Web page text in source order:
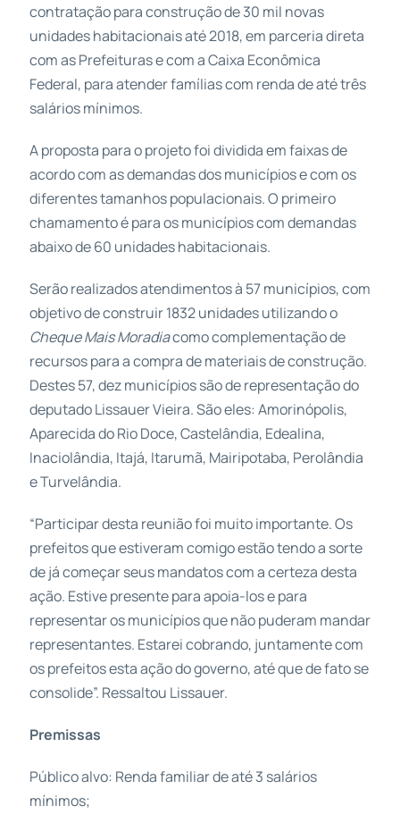
contratação para construção de 30 mil novas
unidades habitacionais até 2018, em parceria direta
com as Prefeituras e com a Caixa Econômica
Federal, para atender famílias com renda de até três
salários mínimos.
A proposta para o projeto foi dividida em faixas de
acordo com as demandas dos municípios e com os
diferentes tamanhos populacionais. O primeiro
chamamento é para os municípios com demandas
abaixo de 60 unidades habitacionais.
Serão realizados atendimentos à 57 municípios, com
objetivo de construir 1832 unidades utilizando o
Cheque Mais Moradiacomo complementação de
recursos para a compra de materiais de construção.
Destes 57, dez municípios são de representação do
deputado Lissauer Vieira. São eles: Amorinópolis,
Aparecida do Rio Doce, Castelândia, Edealina,
Inaciolândia, Itajá, Itarumã, Mairipotaba, Perolândia
e Turvelândia.
“Participar desta reunião foi muito importante. Os
prefeitos que estiveram comigo estão tendo a sorte
de já começar seus mandatos com a certeza desta
ação. Estive presente para apoia-los e para
representar os municípios que não puderam mandar
representantes. Estarei cobrando, juntamente com
os prefeitos esta ação do governo, até que de fato se
consolide”. Ressaltou Lissauer.
Premissas
Público alvo: Renda familiar de até 3 salários
mínimos;